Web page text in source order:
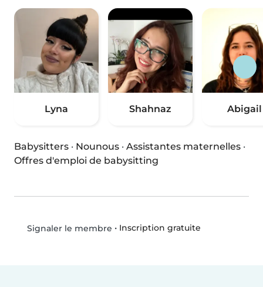
Lyna Shahnaz Abigail
Babysitters · Nounous · Assistantes maternelles ·
Offres d'emploi de babysitting
Signaler le membre • Inscription gratuite